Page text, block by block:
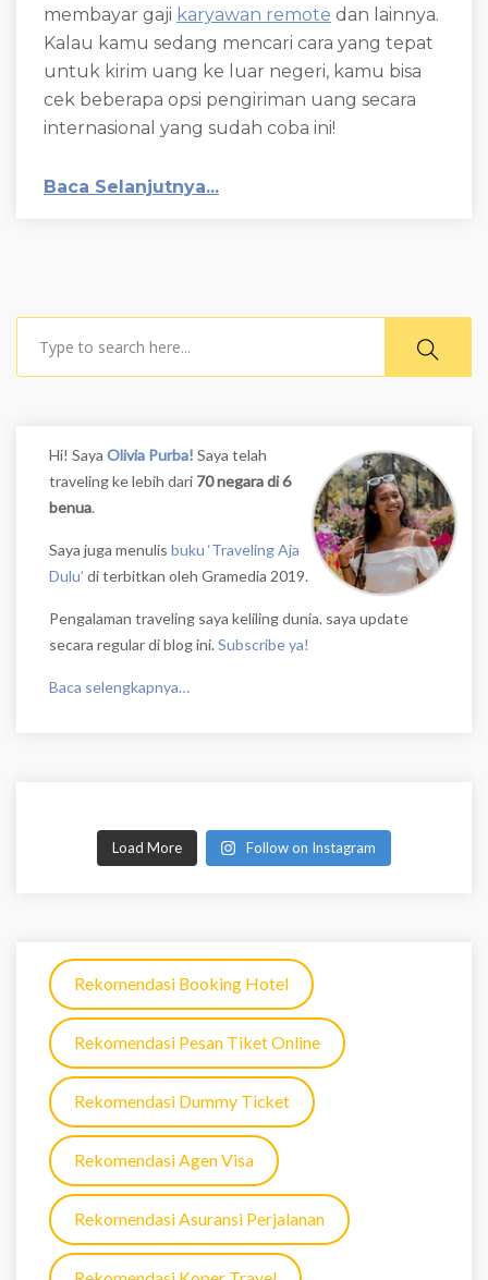
membayar gaji karyawan remote dan lainnya.
Kalau kamu sedang mencari cara yang tepat
untuk kirim uang ke luar negeri, kamu bisa
cek beberapa opsi pengiriman uang secara
internasional yang sudah coba ini!
Baca Selanjutnya...
Hi! Saya Olivia Purba! Saya telah
traveling ke lebih dari 70 negara di 6
benua.
Saya juga menulis buku ‘Traveling Aja
Dulu’ di terbitkan oleh Gramedia 2019.
Pengalaman traveling saya keliling dunia. saya update
secara regular di blog ini. Subscribe ya!
Baca selengkapnya…
Load More Follow on Instagram
Rekomendasi Booking Hotel
Rekomendasi Pesan Tiket Online
Rekomendasi Dummy Ticket
Rekomendasi Agen Visa
Rekomendasi Asuransi Perjalanan